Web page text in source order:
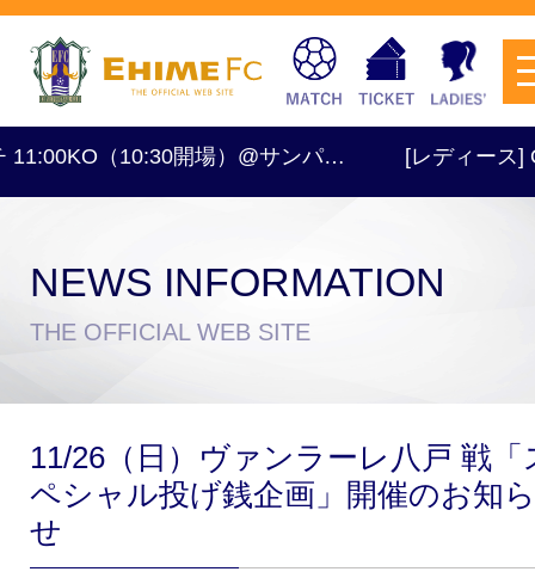
試合日程・結果 アクセス
クラブ・会社情報 レディース
チケットを購入
開場）@サンパ… [レディース] OFF
NEWS INFORMATION
THE OFFICIAL WEB SITE
11/26（日）ヴァンラーレ八戸 戦「
ペシャル投げ銭企画」開催のお知ら
せ